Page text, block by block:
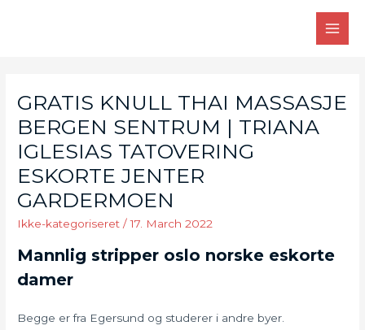
GRATIS KNULL THAI MASSASJE
BERGEN SENTRUM | TRIANA
IGLESIAS TATOVERING
ESKORTE JENTER
GARDERMOEN
Ikke-kategoriseret /17. March 2022
Mannlig stripper oslo norske eskorte
damer
Begge er fra Egersund og studerer i andre byer.